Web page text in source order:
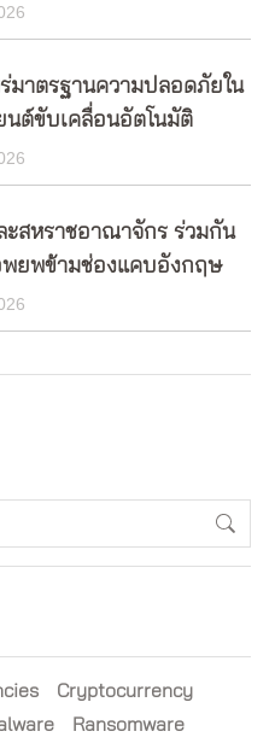
มาตรฐานความปลอดภัยใน
นต์ขับเคลื่อนอัตโนมัติ
ะสหราชอาณาจักร ร่วมกัน
พยพข้ามช่องแคบอังกฤษ
Cryptocurrency
Ransomware